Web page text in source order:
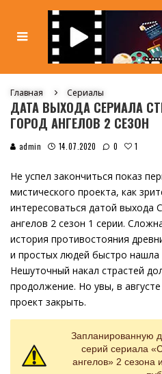
Главная Сериалы
ДАТА ВЫХОДА СЕРИАЛА
ГОРОД АНГЕЛОВ 2 СЕЗОН
admin 14.07.2020 0 1
Не успел закончиться показ
мистического проекта, как
интересоваться датой выхода
ангелов 2 сезон 1 серии.
история противостояния
и простых людей быстро нашла
Нешуточный накал страстей
продолжение. Но увы, в
проект закрыть.
Запланированную
серий сериала
ангелов» 2 сезона